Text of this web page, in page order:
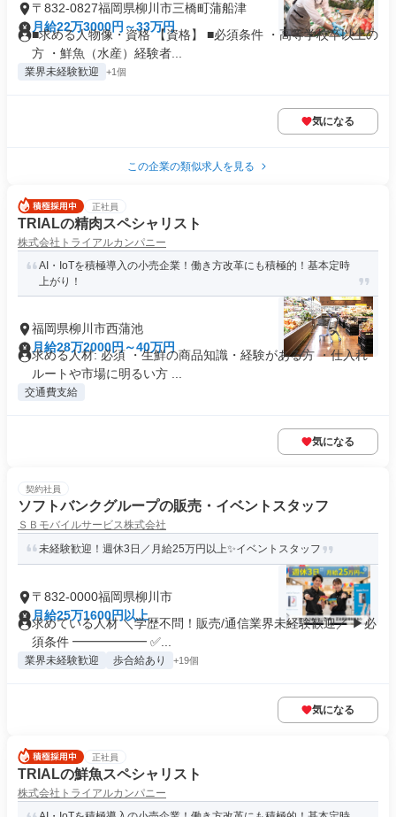
〒832-0827福岡県柳川市三橋町蒲船津
月給22万3000円～33万円
■求める人物像・資格 【資格】 ■必須条件 ・高等学校卒以上の
方 ・鮮魚（水産）経験者...
業界未経験歓迎 +1個
気になる
この企業の類似求人を見る
正社員
TRIALの精肉スペシャリスト
株式会社トライアルカンパニー
AI・IoTを積極導入の小売企業！働き方改革にも積極的！基本定時
上がり！
福岡県柳川市西蒲池
月給28万2000円～40万円
求める人材: 必須 ・生鮮の商品知識・経験がある方 ・仕入れ
ルートや市場に明るい方 ...
交通費支給
気になる
契約社員
ソフトバンクグループの販売・イベントスタッフ
ＳＢモバイルサービス株式会社
未経験歓迎！週休3日／月給25万円以上✨イベントスタッフ
〒832-0000福岡県柳川市
月給25万1600円以上
求めている人材 ＼学歴不問！販売/通信業界未経験歓迎／ ▶必
須条件 ━━━━━━ ✅...
業界未経験歓迎 歩合給あり +19個
気になる
正社員
TRIALの鮮魚スペシャリスト
株式会社トライアルカンパニー